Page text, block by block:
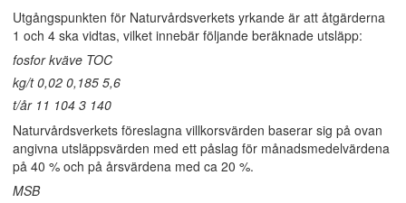
Utgångspunkten för Naturvårdsverkets yrkande är att åtgärderna
1 och 4 ska vidtas, vilket innebär följande beräknade utsläpp:
fosfor kväve TOC
kg/t 0,02 0,185 5,6
t/år 11 104 3 140
Naturvårdsverkets föreslagna villkorsvärden baserar sig på ovan
angivna utsläppsvärden med ett påslag för månadsmedelvärdena
på 40 % och på årsvärdena med ca 20 %.
MSB